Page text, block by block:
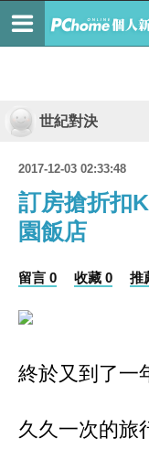
世紀對決
2017-12-03 02:33:48
訂房搶折扣
園飯店
留言 0 收藏 0 推
終於又到了一
久久一次的旅